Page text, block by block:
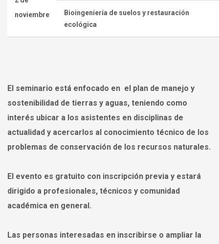
noviembre
Bioingeniería de suelos y restauración
ecológica
El seminario está enfocado en el plan de manejo y
sostenibilidad de tierras y aguas, teniendo como
interés ubicar a los asistentes en disciplinas de
actualidad y acercarlos al conocimiento técnico de los
problemas de conservación de los recursos naturales.
El evento es gratuito con inscripción previa y estará
dirigido a profesionales, técnicos y comunidad
académica en general.
Las personas interesadas en inscribirse o ampliar la